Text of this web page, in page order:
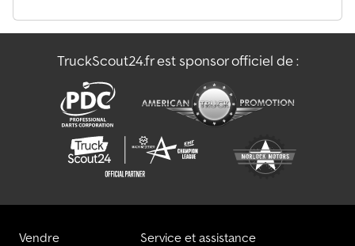
TruckScout24.fr est sponsor officiel de :
Vendre Service et assistance